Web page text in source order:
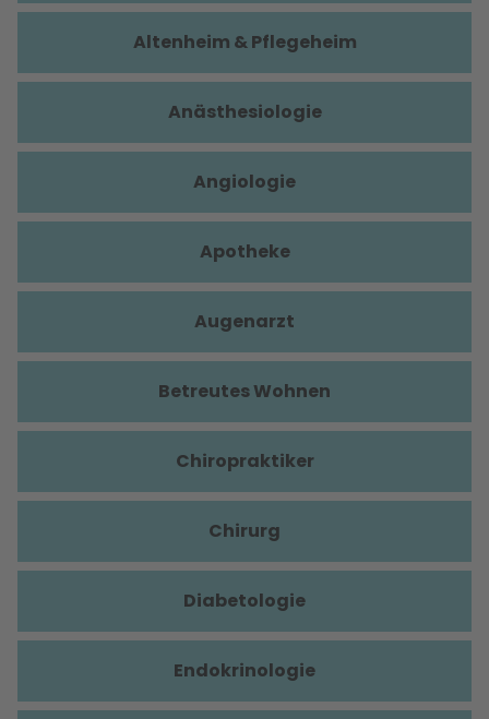
Altenheim & Pflegeheim
Anästhesiologie
Angiologie
Apotheke
Augenarzt
Betreutes Wohnen
Chiropraktiker
Chirurg
Diabetologie
Endokrinologie